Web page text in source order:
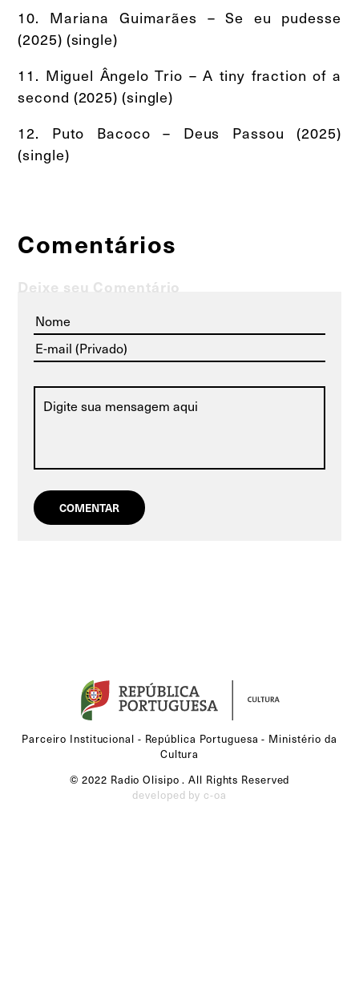
10. Mariana Guimarães – Se eu pudesse
(2025) (single)
11. Miguel Ângelo Trio – A tiny fraction of a
second (2025) (single)
12. Puto Bacoco – Deus Passou (2025)
(single)
Comentários
Deixe seu Comentário
Parceiro Institucional - República Portuguesa - Ministério da
Cultura
© 2022 Radio Olisipo . All Rights Reserved
developed by c-oa